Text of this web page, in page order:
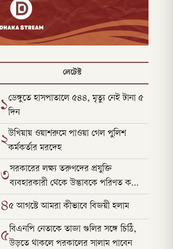
লেটেস্ট
১ডেঙ্গুতে হাসপাতালে ৫৪৪, মৃত্যু নেই টানা ৫
দিন
২উখিয়ায় ওয়াশরুমে পাওয়া গেল পুলিশ
কর্মকর্তার মরদেহ
৩সরকারের লক্ষ্য তরুণদের প্রযুক্তি
ব্যবহারকারী থেকে উদ্ভাবকে পরিণত করা:
ফকির মাহবুব
৪৫ আগস্টে আমরা কীভাবে বিজয়ী হলাম
৫বিএনপি নেতাকে তাজা গুলির সঙ্গে চিঠি,
উড়তে থাকলে পরকালের সালাম পাবেন